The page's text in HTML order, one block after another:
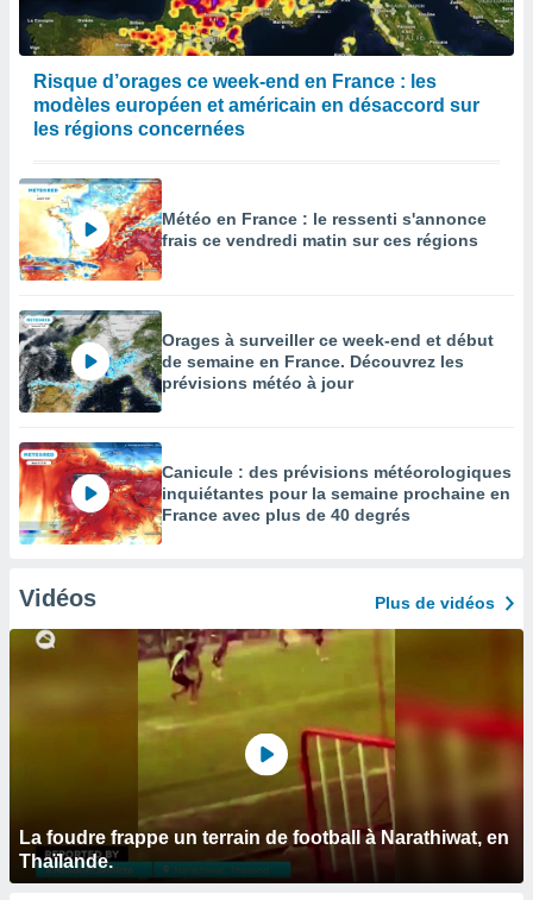
Risque d’orages ce week-end en France : les
modèles européen et américain en désaccord sur
les régions concernées
Météo en France : le ressenti s'annonce
frais ce vendredi matin sur ces régions
Orages à surveiller ce week-end et début
de semaine en France. Découvrez les
prévisions météo à jour
Canicule : des prévisions météorologiques
inquiétantes pour la semaine prochaine en
France avec plus de 40 degrés
Vidéos Plus de vidéos
La foudre frappe un terrain de football à Narathiwat, en
Thaïlande.